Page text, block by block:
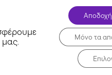
μας. Μόνο τα